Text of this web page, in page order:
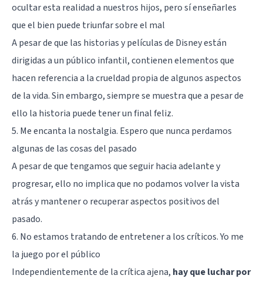
ocultar esta realidad a nuestros hijos, pero sí enseñarles
que el bien puede triunfar sobre el mal
A pesar de que las historias y películas de Disney están
dirigidas a un público infantil, contienen elementos que
hacen referencia a la crueldad propia de algunos aspectos
de la vida. Sin embargo, siempre se muestra que a pesar de
ello la historia puede tener un final feliz.
5. Me encanta la nostalgia. Espero que nunca perdamos
algunas de las cosas del pasado
A pesar de que tengamos que seguir hacia adelante y
progresar, ello no implica que no podamos volver la vista
atrás y mantener o recuperar aspectos positivos del
pasado.
6. No estamos tratando de entretener a los críticos. Yo me
la juego por el público
Independientemente de la crítica ajena, hay que luchar por